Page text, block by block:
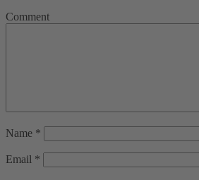
Comment
Name *
Email *